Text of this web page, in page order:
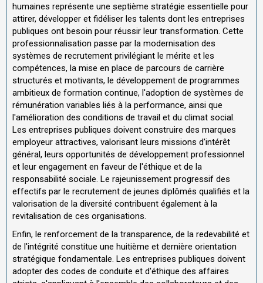
humaines représente une septième stratégie essentielle pour
attirer, développer et fidéliser les talents dont les entreprises
publiques ont besoin pour réussir leur transformation. Cette
professionnalisation passe par la modernisation des
systèmes de recrutement privilégiant le mérite et les
compétences, la mise en place de parcours de carrière
structurés et motivants, le développement de programmes
ambitieux de formation continue, l'adoption de systèmes de
rémunération variables liés à la performance, ainsi que
l'amélioration des conditions de travail et du climat social.
Les entreprises publiques doivent construire des marques
employeur attractives, valorisant leurs missions d'intérêt
général, leurs opportunités de développement professionnel
et leur engagement en faveur de l'éthique et de la
responsabilité sociale. Le rajeunissement progressif des
effectifs par le recrutement de jeunes diplômés qualifiés et la
valorisation de la diversité contribuent également à la
revitalisation de ces organisations.
Enfin, le renforcement de la transparence, de la redevabilité et
de l'intégrité constitue une huitième et dernière orientation
stratégique fondamentale. Les entreprises publiques doivent
adopter des codes de conduite et d'éthique des affaires